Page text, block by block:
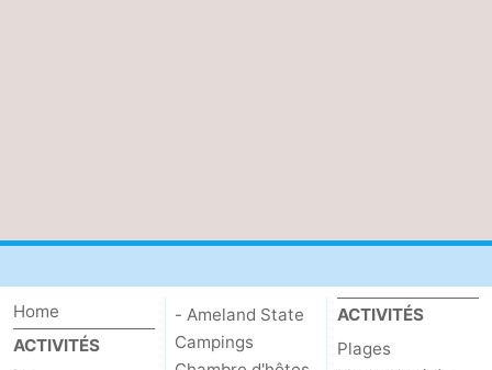
vélo
Équitation
-
Home
ACTIVITÉS
- Ameland State
Campings
ACTIVITÉS
Plages